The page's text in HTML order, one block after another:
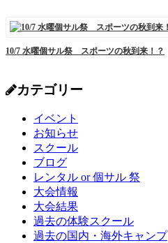
10/7 水曜個サル祭 スポーツの秋到来！？
カテゴリー
イベント
お知らせ
スクール
ブログ
レンタル or 個サル 祭
大会情報
大会結果
過去の体験スクール
過去の国内・海外キャンプ